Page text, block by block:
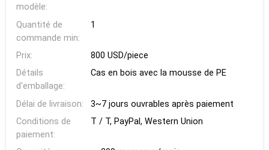
modèle:
Quantité de
commande min:
1
Prix:
800 USD/piece
Détails
d'emballage:
Cas en bois avec la mousse de PE
Délai de livraison:
3~7 jours ouvrables après paiement
Conditions de
paiement:
T / T, PayPal, Western Union